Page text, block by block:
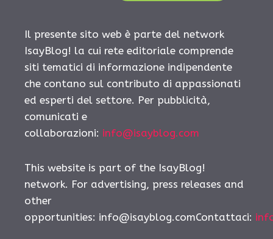
Il presente sito web è parte del network
IsayBlog! la cui rete editoriale comprende
siti tematici di informazione indipendente
che contano sul contributo di appassionati
ed esperti del settore. Per pubblicità,
comunicati e
collaborazioni: info@isayblog.com
This website is part of the IsayBlog!
network. For advertising, press releases and
other
opportunities: info@isayblog.comContattaci: